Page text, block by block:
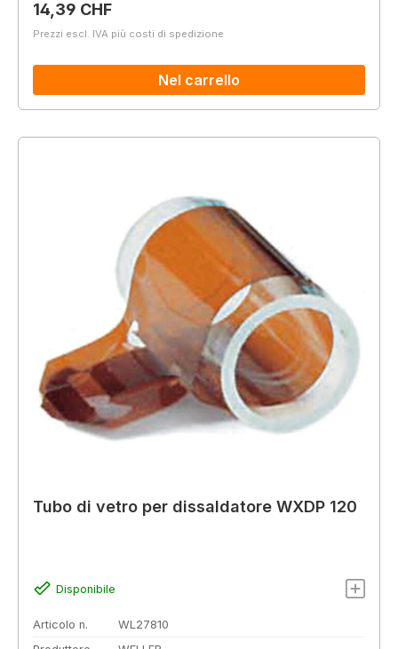
Prezzo normale:
14,39 CHF
Prezzi escl. IVA più costi di spedizione
Nel carrello
Tubo di vetro per dissaldatore WXDP 120
Disponibile
Articolo n.
WL27810